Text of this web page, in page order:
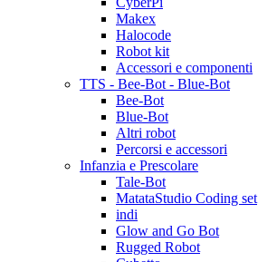
Makex
Halocode
Robot kit
Accessori e componenti
TTS - Bee-Bot - Blue-Bot
Bee-Bot
Blue-Bot
Altri robot
Percorsi e accessori
Infanzia e Prescolare
Tale-Bot
MatataStudio Coding set
indi
Glow and Go Bot
Rugged Robot